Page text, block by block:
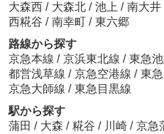
大森西 / 大森北 / 池上 / 南大井
西糀谷 / 南幸町 / 東六郷
路線から探す
京急本線 / 京浜東北線 / 東急
都営浅草線 / 京急空港線 / 東
京急大師線 / 東急目黒線
駅から探す
蒲田 / 大森 / 糀谷 / 川崎 / 京急